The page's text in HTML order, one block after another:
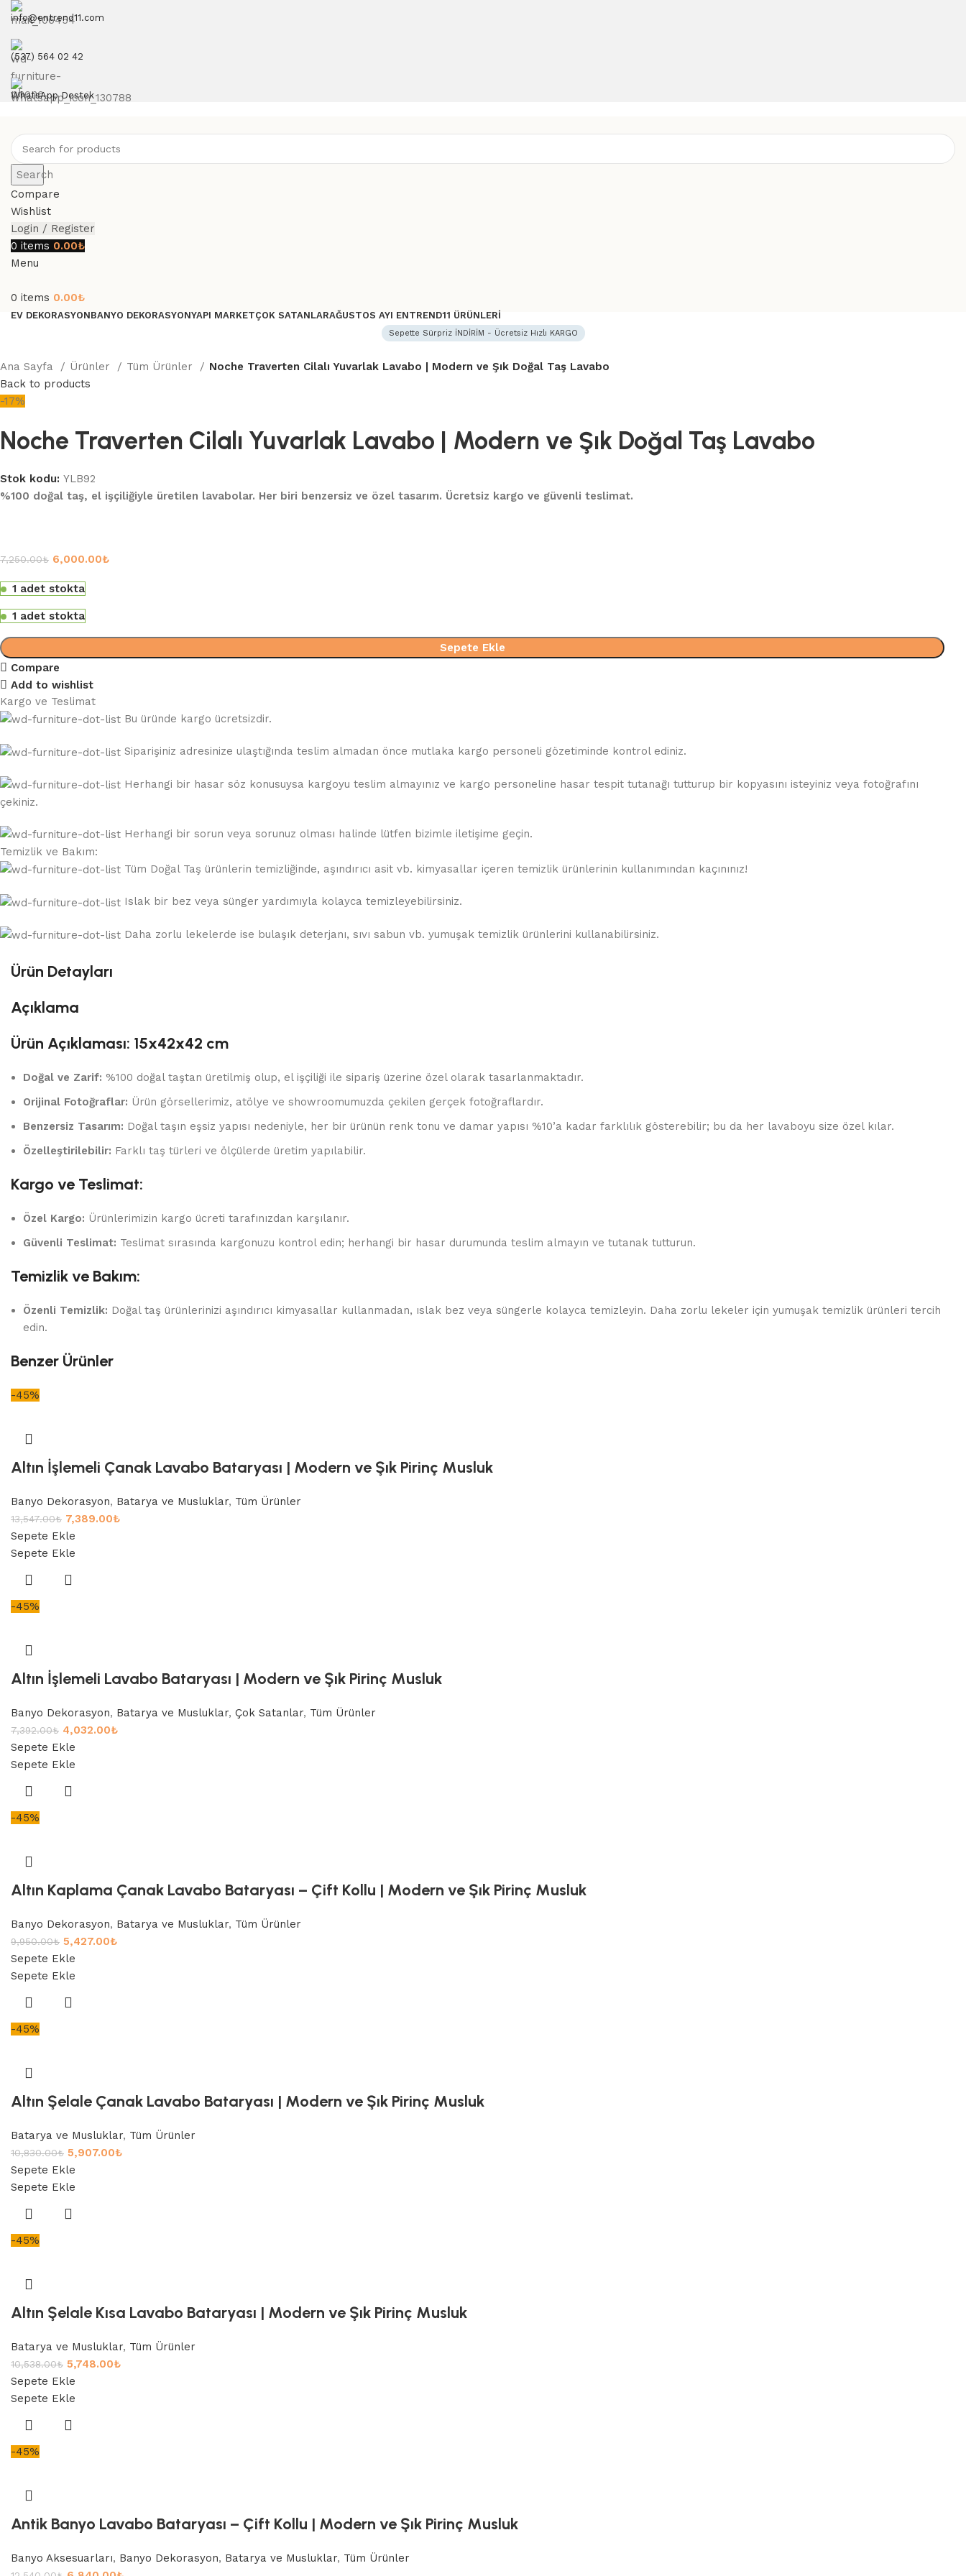
info@entrend11.com
(537) 564 02 42
WhatsApp Destek
Search
Compare
Wishlist
Login / Register
0 items 0.00₺
Menu
0 items 0.00₺
EV DEKORASYONBANYO DEKORASYONYAPI MARKETÇOK SATANLARAĞUSTOS AYI ENTREND11 ÜRÜNLERI
Sepette Sürpriz İNDİRİM - Ücretsiz Hızlı KARGO
Ana Sayfa Ürünler Tüm Ürünler
Noche Traverten Cilalı Yuvarlak Lavabo | Modern ve Şık Doğal Taş Lavabo
Back to products
-17%
Noche Traverten Cilalı Yuvarlak Lavabo | Modern ve Şık Doğal Taş Lavabo
Stok kodu:YLB92
%100 doğal taş, el işçiliğiyle üretilen lavabolar. Her biri benzersiz ve özel tasarım. Ücretsiz kargo ve güvenli teslimat.
7,250.00₺ 6,000.00₺
1 adet stokta
1 adet stokta
Sepete Ekle
Compare
Add to wishlist
Kargo ve Teslimat
Bu üründe kargo ücretsizdir.
Siparişiniz adresinize ulaştığında teslim almadan önce mutlaka kargo personeli gözetiminde kontrol ediniz.
Herhangi bir hasar söz konusuysa kargoyu teslim almayınız ve kargo personeline hasar tespit tutanağı tutturup bir kopyasını isteyiniz veya fotoğrafını
çekiniz.
Herhangi bir sorun veya sorunuz olması halinde lütfen bizimle iletişime geçin.
Temizlik ve Bakım:
Tüm Doğal Taş ürünlerin temizliğinde, aşındırıcı asit vb. kimyasallar içeren temizlik ürünlerinin kullanımından kaçınınız!
Islak bir bez veya sünger yardımıyla kolayca temizleyebilirsiniz.
Daha zorlu lekelerde ise bulaşık deterjanı, sıvı sabun vb. yumuşak temizlik ürünlerini kullanabilirsiniz.
Ürün Detayları
Açıklama
Ürün Açıklaması: 15x42x42 cm
Doğal ve Zarif: %100 doğal taştan üretilmiş olup, el işçiliği ile sipariş üzerine özel olarak tasarlanmaktadır.
Orijinal Fotoğraflar: Ürün görsellerimiz, atölye ve showroomumuzda çekilen gerçek fotoğraflardır.
Benzersiz Tasarım: Doğal taşın eşsiz yapısı nedeniyle, her bir ürünün renk tonu ve damar yapısı %10’a kadar farklılık gösterebilir; bu da her lavaboyu size özel kılar.
Özelleştirilebilir: Farklı taş türleri ve ölçülerde üretim yapılabilir.
Kargo ve Teslimat:
Özel Kargo: Ürünlerimizin kargo ücreti tarafınızdan karşılanır.
Güvenli Teslimat: Teslimat sırasında kargonuzu kontrol edin; herhangi bir hasar durumunda teslim almayın ve tutanak tutturun.
Temizlik ve Bakım:
Özenli Temizlik: Doğal taş ürünlerinizi aşındırıcı kimyasallar kullanmadan, ıslak bez veya süngerle kolayca temizleyin. Daha zorlu lekeler için yumuşak temizlik ürünleri tercih
edin.
Benzer Ürünler
-45%
Altın İşlemeli Çanak Lavabo Bataryası | Modern ve Şık Pirinç Musluk
Banyo Dekorasyon, Batarya ve Musluklar, Tüm Ürünler
13,547.00₺ 7,389.00₺
Sepete Ekle
Sepete Ekle
-45%
Altın İşlemeli Lavabo Bataryası | Modern ve Şık Pirinç Musluk
Banyo Dekorasyon, Batarya ve Musluklar, Çok Satanlar, Tüm Ürünler
7,392.00₺ 4,032.00₺
Sepete Ekle
Sepete Ekle
-45%
Altın Kaplama Çanak Lavabo Bataryası – Çift Kollu | Modern ve Şık Pirinç Musluk
Banyo Dekorasyon, Batarya ve Musluklar, Tüm Ürünler
9,950.00₺ 5,427.00₺
Sepete Ekle
Sepete Ekle
-45%
Altın Şelale Çanak Lavabo Bataryası | Modern ve Şık Pirinç Musluk
Batarya ve Musluklar, Tüm Ürünler
10,830.00₺ 5,907.00₺
Sepete Ekle
Sepete Ekle
-45%
Altın Şelale Kısa Lavabo Bataryası | Modern ve Şık Pirinç Musluk
Batarya ve Musluklar, Tüm Ürünler
10,538.00₺ 5,748.00₺
Sepete Ekle
Sepete Ekle
-45%
Antik Banyo Lavabo Bataryası – Çift Kollu | Modern ve Şık Pirinç Musluk
Banyo Aksesuarları, Banyo Dekorasyon, Batarya ve Musluklar, Tüm Ürünler